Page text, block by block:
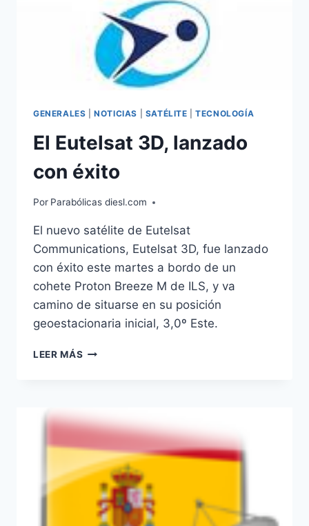
GENERALES |NOTICIAS SATÉLITE |TECNOLOGÍA
El Eutelsat 3D, lanzado
con éxito
Por Parabólicas diesl.com
El nuevo satélite de Eutelsat
Communications, Eutelsat 3D, fue lanzado
con éxito este martes a bordo de un
cohete Proton Breeze M de ILS, y va
camino de situarse en su posición
geoestacionaria inicial, 3,0º Este.
LEER MÁS
ÉXITO